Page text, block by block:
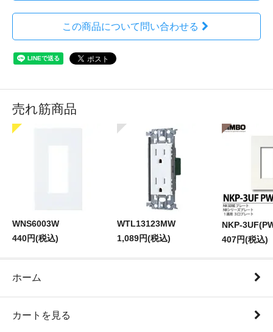
この商品について問い合わせる
売れ筋商品
WNS6003W
440円(税込)
WTL13123MW
1,089円(税込)
NKP-
407円(税込)
ホーム
カートを見る